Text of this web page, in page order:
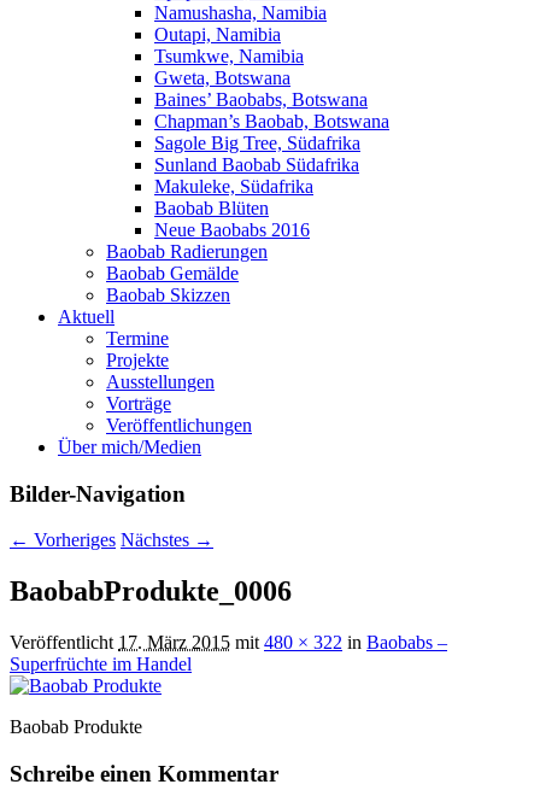
Namushasha, Namibia
Outapi, Namibia
Tsumkwe, Namibia
Gweta, Botswana
Baines’ Baobabs, Botswana
Chapman’s Baobab, Botswana
Sagole Big Tree, Südafrika
Sunland Baobab Südafrika
Makuleke, Südafrika
Baobab Blüten
Neue Baobabs 2016
Baobab Radierungen
Baobab Gemälde
Baobab Skizzen
Aktuell
Termine
Projekte
Ausstellungen
Vorträge
Veröffentlichungen
Über mich/Medien
Bilder-Navigation
← Vorheriges Nächstes →
BaobabProdukte_0006
Veröffentlicht 17. März 2015 mit 480 × 322 in Baobabs –
Superfrüchte im Handel
Baobab Produkte
Schreibe einen Kommentar